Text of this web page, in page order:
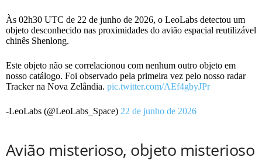
Às 02h30 UTC de 22 de junho de 2026, o LeoLabs detectou um
objeto desconhecido nas proximidades do avião espacial reutilizável
chinês Shenlong.
Este objeto não se correlacionou com nenhum outro objeto em
nosso catálogo. Foi observado pela primeira vez pelo nosso radar
Tracker na Nova Zelândia. pic.twitter.com/AEf4gbyJPr
-LeoLabs (@LeoLabs_Space) 22 de junho de 2026
Avião misterioso, objeto misterioso